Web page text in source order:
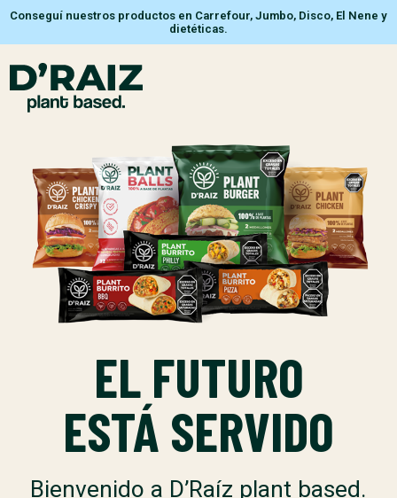
Conseguí nuestros productos en Carrefour, Jumbo, Disco, El Nene y
dietéticas.
EL FUTURO
ESTÁ SERVIDO
Bienvenido a D’Raíz plant based.